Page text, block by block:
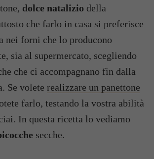
dolce natalizio della
che farlo in casa si preferisce
nei forni che lo producono
sia al supermercato, scegliendo
che ci accompagnano fin dalla
Se volete realizzare un panettone
farlo, testando la vostra abilità
In questa ricetta lo vediamo
secche.